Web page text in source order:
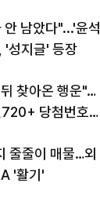
남았다"...'윤석
'성지글' 등장
찾아온 행운"…
당첨번호조
줄줄이 매물…외
'활기'